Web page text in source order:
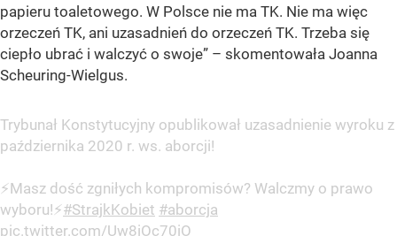
papieru toaletowego. W Polsce nie ma TK. Nie ma więc
orzeczeń TK, ani uzasadnień do orzeczeń TK. Trzeba się
ciepło ubrać i walczyć o swoje” – skomentowała Joanna
Scheuring-Wielgus.
Trybunał Konstytucyjny opublikował uzasadnienie wyroku z
października 2020 r. ws. aborcji!
⚡Masz dość zgniłych kompromisów? Walczmy o prawo
wyboru!⚡#StrajkKobiet #aborcja
pic.twitter.com/Uw8iOc70iO